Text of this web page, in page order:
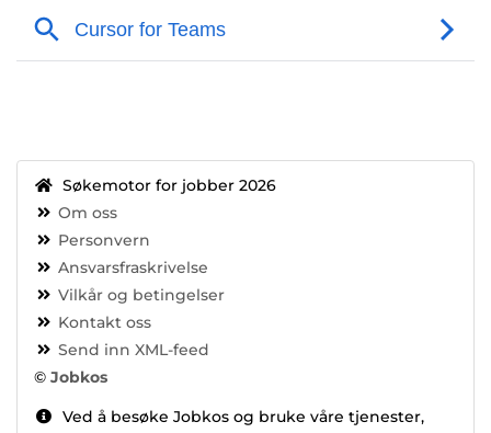
Søkemotor for jobber 2026
Om oss
Personvern
Ansvarsfraskrivelse
Vilkår og betingelser
Kontakt oss
Send inn XML-feed
© Jobkos
Ved å besøke Jobkos og bruke våre tjenester,